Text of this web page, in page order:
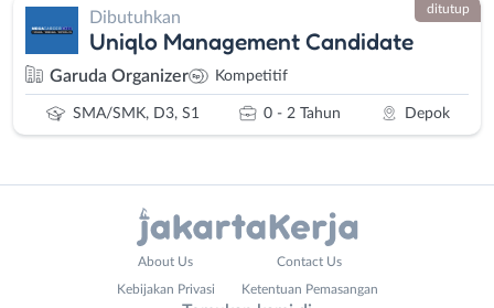
Dibutuhkan
Uniqlo Management Candidate
Garuda Organizer Kompetitif
SMA/SMK, D3, S1 0 - 2 Tahun Depok
ditutup
About Us Contact Us
Kebijakan Privasi Ketentuan Pemasangan